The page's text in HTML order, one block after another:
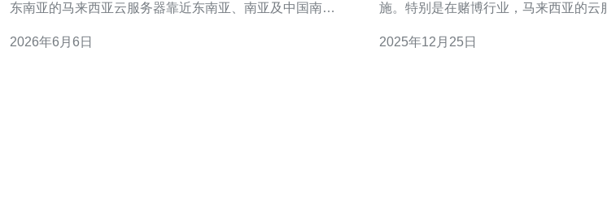
东南亚的马来西亚云服务器靠近东南亚、南亚及中国南部
整体的可用带宽。 区域骨干与国际出口优势 马来西亚拥有
2026年6月6日
施。特别是在赌博行业，马来西亚的云
相关的风险也日益显现。本文将深入探
2025年12月25日